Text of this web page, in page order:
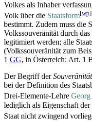
Volkes als Inhaber
Volk über die Staatsform[wp]
bestimmt. Zudem muss die
Volks­souveränität durch
legitimiert werden; alle
(Volks­souveränität zum
1 GG, in Österreich: Art. 1
Der Begriff derSouveränität
bei der Definition des
Drei-Elemente-Lehre Georg
lediglich als Eigenschaft
Staat nicht zwingend